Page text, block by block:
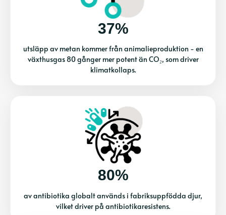
37%
utsläpp av metan kommer från animalieproduktion - en
växthusgas 80 gånger mer potent än CO₂, som driver
klimatkollaps.
80%
av antibiotika globalt används i fabriksuppfödda djur,
vilket driver på antibiotikaresistens.